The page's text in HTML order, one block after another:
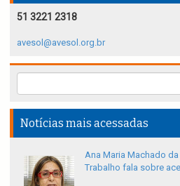
51 3221 2318
avesol@avesol.org.br
Notícias mais acessadas
Ana Maria Machado
Trabalho fala sobre